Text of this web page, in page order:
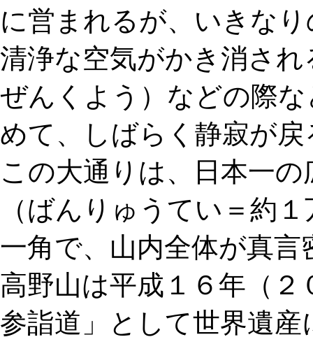
に営まれるが、いきな
清浄な空気がかき消さ
ぜんくよう）などの際
めて、しばらく静寂が
この大通りは、日本一
（ばんりゅうてい＝約
一角で、山内全体が真
高野山は平成１６年（
参詣道」として世界遺